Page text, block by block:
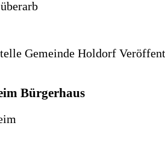
Gemeinde Holdorf
Bürgerhaus